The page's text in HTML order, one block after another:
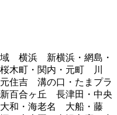
横浜 新横浜・網島・
木町・関内・元町 川
住吉 溝の口・たまプラ
百合ヶ丘 長津田・中央
和・海老名 大船・藤